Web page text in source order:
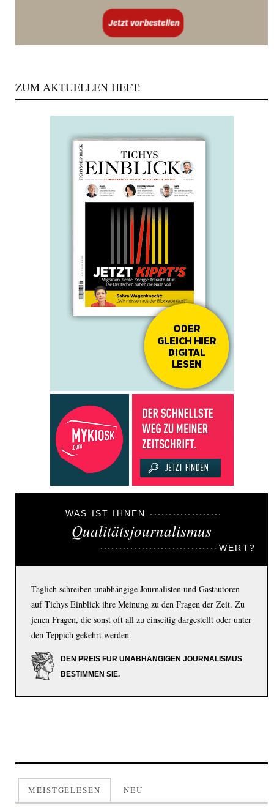
ZUM AKTUELLEN HEFT:
WAS IST IHNEN
Qualitätsjournalismus
WERT?
Täglich schreiben unabhängige Journalisten und Gastautoren
auf Tichys Einblick ihre Meinung zu den Fragen der Zeit. Zu
jenen Fragen, die sonst oft all zu einseitig dargestellt oder unter
den Teppich gekehrt werden.
DEN PREIS FÜR UNABHÄNGIGEN JOURNALISMUS
BESTIMMEN SIE.
MEISTGELESEN NEU